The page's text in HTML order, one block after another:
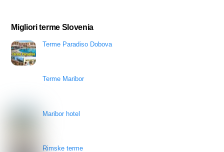
Migliori terme Slovenia
Terme Paradiso Dobova
Terme Maribor
Maribor hotel
Rimske terme